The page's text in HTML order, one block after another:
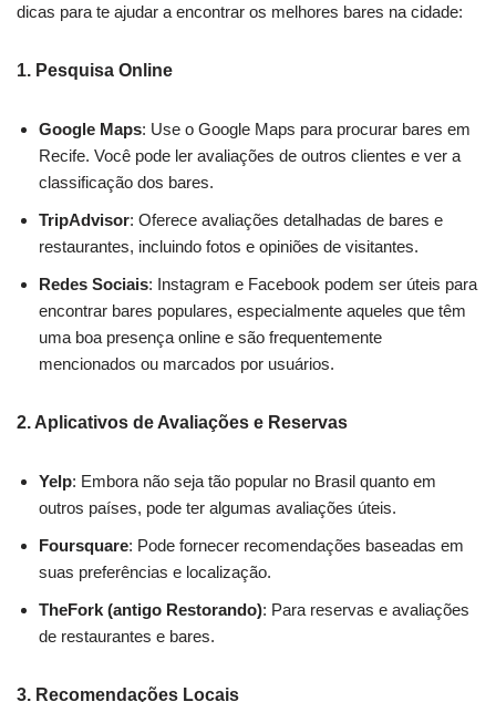
dicas para te ajudar a encontrar os melhores bares na cidade:
1. Pesquisa Online
Google Maps: Use o Google Maps para procurar bares em
Recife. Você pode ler avaliações de outros clientes e ver a
classificação dos bares.
TripAdvisor: Oferece avaliações detalhadas de bares e
restaurantes, incluindo fotos e opiniões de visitantes.
Redes Sociais: Instagram e Facebook podem ser úteis para
encontrar bares populares, especialmente aqueles que têm
uma boa presença online e são frequentemente
mencionados ou marcados por usuários.
2. Aplicativos de Avaliações e Reservas
Yelp: Embora não seja tão popular no Brasil quanto em
outros países, pode ter algumas avaliações úteis.
Foursquare: Pode fornecer recomendações baseadas em
suas preferências e localização.
TheFork (antigo Restorando): Para reservas e avaliações
de restaurantes e bares.
3. Recomendações Locais